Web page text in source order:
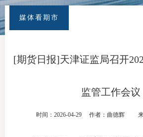
媒体看期市
[期货日报]天津证监局召开
监管工作会议
时间：2026-04-29 作者：曲德辉